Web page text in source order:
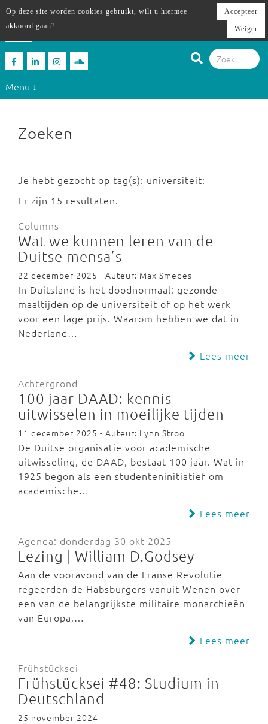
Menu ↓
Zoeken
Je hebt gezocht op tag(s): universiteit:
Er zijn 15 resultaten.
Columns
Wat we kunnen leren van de
Duitse mensa’s
22 december 2025 - Auteur: Max Smedes
In Duitsland is het doodnormaal: gezonde
maaltijden op de universiteit of op het werk
voor een lage prijs. Waarom hebben we dat in
Nederland…
Lees meer
Achtergrond
100 jaar DAAD: kennis
uitwisselen in moeilijke tijden
11 december 2025 - Auteur: Lynn Stroo
De Duitse organisatie voor academische
uitwisseling, de DAAD, bestaat 100 jaar. Wat in
1925 begon als een studenteninitiatief om
academische…
Lees meer
Agenda: donderdag 30 okt 2025
Lezing | William D.Godsey
Aan de vooravond van de Franse Revolutie
regeerden de Habsburgers vanuit Wenen over
een van de belangrijkste militaire monarchieën
van Europa,…
Lees meer
Frühstücksei
Frühstücksei #48: Studium in
Deutschland
25 november 2024
Op deze site worden cookies gebruikt, wilt u hiermee
akkoord gaan?
Accepteer
Weiger